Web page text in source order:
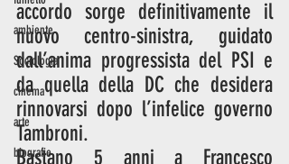
ambiente
Sociologia
cinema
arte
biografie
accordo sorge definitivamente il
nuovo centro-sinistra, guidato
dall’anima progressista del PSI e
da quella della DC che desidera
rinnovarsi dopo l’infelice governo
Tambroni.
Bastano 5 anni a Francesco